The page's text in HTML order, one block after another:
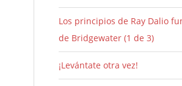
Los principios de Ray Dalio
de Bridgewater (1 de 3)
¡Levántate otra vez!